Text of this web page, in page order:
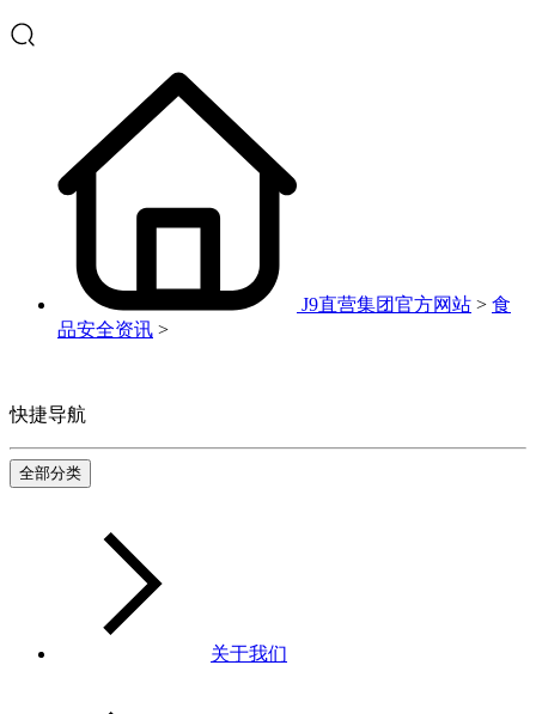
J9直营集团官方网站 > 食
品安全资讯 >
快捷导航
全部分类
关于我们